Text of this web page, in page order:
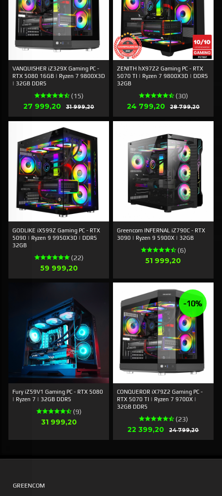
VANQUISHER iZ329X Gaming PC -
RTX 5080 16GB | Ryzen 7 9800X3D
| 32GB DDR5
(15)
Erbjudande
27 999,20 31 999,20Rabatt
ZENITH hX97Z2 Gaming PC - RTX
5070 TI | Ryzen 7 9800X3D | DDR5
32GB
(30)
Erbjudande
24 799,20 28 799,20Rabatt
GODLIKE iX599Z Gaming PC - RTX
5090 | Ryzen 9 9950X3D | DDR5
32GB
(22)
Pris
59 999,20
Greencom INFERNAL iZ790C - RTX
3090 | Ryzen 9 5900X | 32GB
(6)
Pris
51 999,20
Fury iZ59V1 Gaming PC - RTX 5080
| Ryzen 7 | 32GB DDR5
(9)
Pris
31 999,20
CONQUEROR iX79Z2 Gaming PC -
RTX 5070 TI | Ryzen 7 9700X |
32GB DDR5
(23)
Erbjudande
22 399,20 24 799,20Rabatt
-10%
GREENCOM